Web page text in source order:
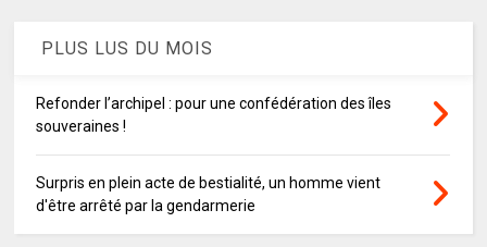
PLUS LUS DU MOIS
Refonder l’archipel : pour une confédération des îles
souveraines !
Surpris en plein acte de bestialité, un homme vient
d'être arrêté par la gendarmerie